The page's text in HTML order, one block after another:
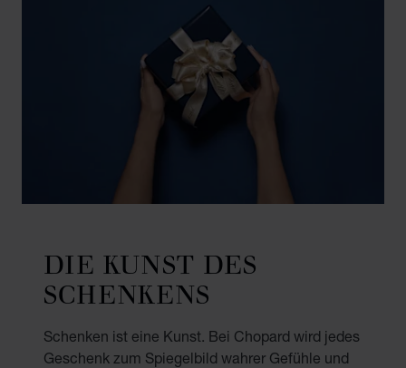
DIE KUNST DES
SCHENKENS
Schenken ist eine Kunst. Bei Chopard wird jedes
Geschenk zum Spiegelbild wahrer Gefühle und